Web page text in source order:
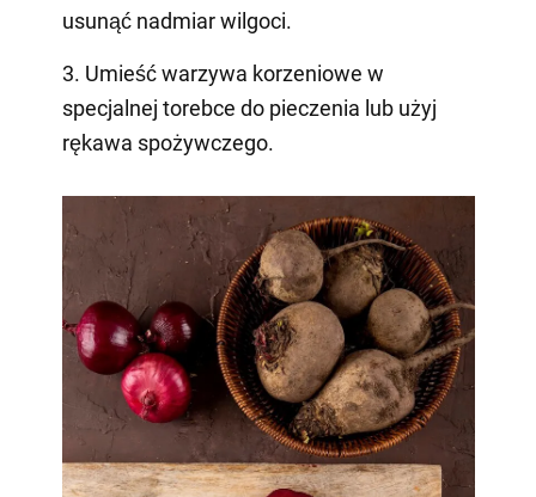
usunąć nadmiar wilgoci.
3. Umieść warzywa korzeniowe w
specjalnej torebce do pieczenia lub użyj
rękawa spożywczego.